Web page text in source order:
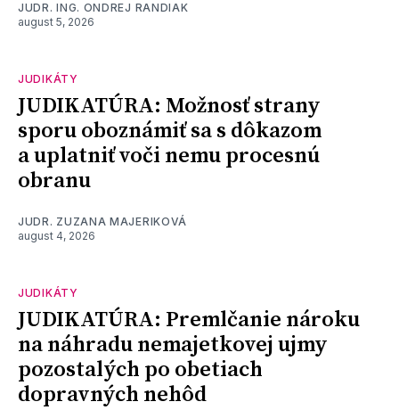
JUDR. ING. ONDREJ RANDIAK
august 5, 2026
JUDIKÁTY
JUDIKATÚRA: Možnosť strany
sporu oboznámiť sa s dôkazom
a uplatniť voči nemu procesnú
obranu
JUDR. ZUZANA MAJERIKOVÁ
august 4, 2026
JUDIKÁTY
JUDIKATÚRA: Premlčanie nároku
na náhradu nemajetkovej ujmy
pozostalých po obetiach
dopravných nehôd